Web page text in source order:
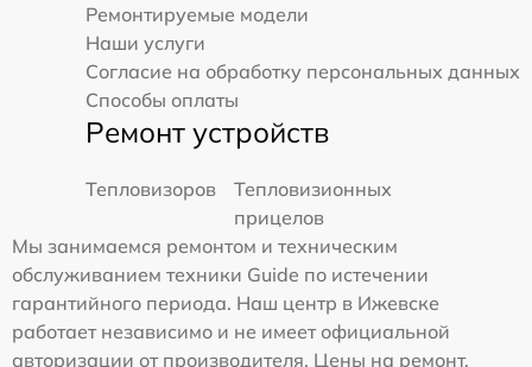
Ремонтируемые модели
Наши услуги
Согласие на обработку персональных данных
Способы оплаты
Ремонт устройств
Тепловизоров
Тепловизионных
прицелов
Мы занимаемся ремонтом и техническим
обслуживанием техники Guide по истечении
гарантийного периода. Наш центр в Ижевске
работает независимо и не имеет официальной
авторизации от производителя. Цены на ремонт,